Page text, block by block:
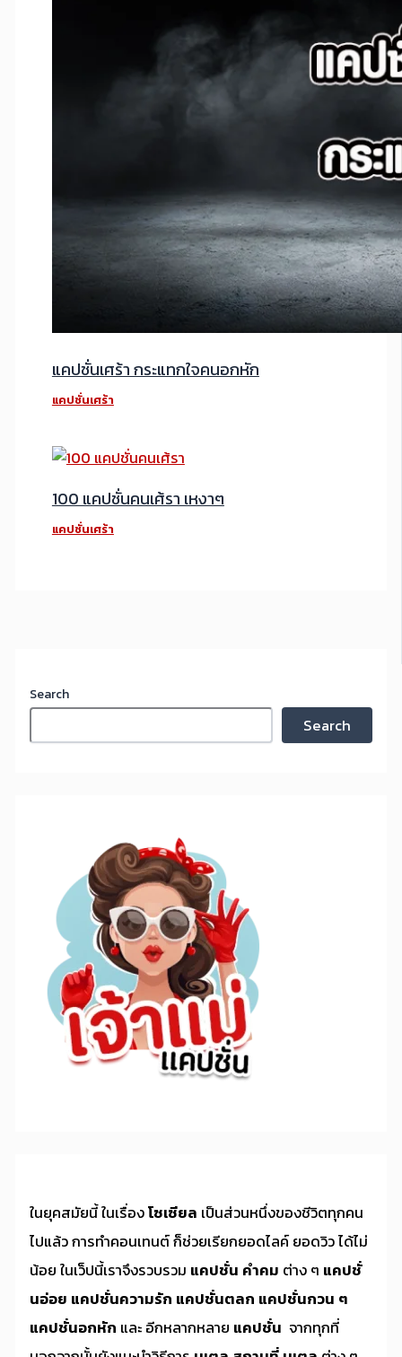
แคปชั่นเศร้า กระแทกใจคนอกหัก
แคปชั่นเศร้า
100 แคปชั่นคนเศ้รา เหงาๆ
แคปชั่นเศร้า
Search
Search
ในยุคสมัยนี้ ในเรื่องโซเซียล เป็นส่วนหนึ่งของชีวิตทุกคน
ไปแล้ว การทำคอนเทนต์ ก็ช่วยเรียกยอดไลค์ ยอดวิว ได้ไม่
น้อย ในเว็ปนี้เราจึงรวบรวม แคปชั่น คำคม ต่าง ๆ แคปชั่
นอ่อย แคปชั่นความรัก แคปชั่นตลก แคปชั่นกวน ๆ
แคปชั่นอกหัก และ อีกหลากหลาย แคปชั่น จากทุกที่